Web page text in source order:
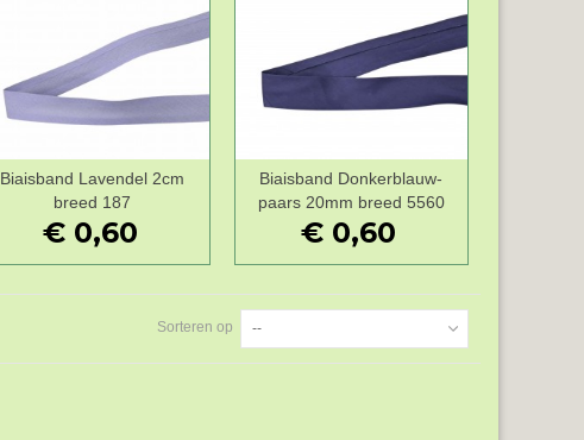
Wenslijst
Biaisband Lavendel 2cm
breed 187
€ 0,60
Wenslijst
Biaisband Donkerblauw-
paars 20mm breed 5560
€ 0,60
Sorteren op --